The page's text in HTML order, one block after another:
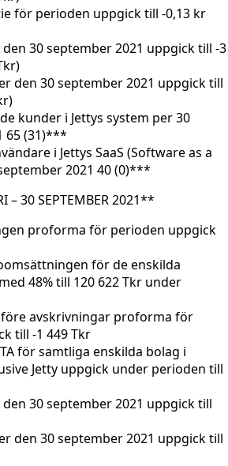
för perioden uppgick till -0,13 kr
30 september 2021 uppgick till -3
den 30 september 2021 uppgick till
kunder i Jettys system per 30
65 (31)***
i Jettys SaaS (Software as a
2021 40 (0)***
– 30 SEPTEMBER 2021**
proforma för perioden uppgick
för de enskilda
48% till 120 622 Tkr under
avskrivningar proforma för
till -1 449 Tkr
för samtliga enskilda bolag i
Jetty uppgick under perioden till
30 september 2021 uppgick till
den 30 september 2021 uppgick till